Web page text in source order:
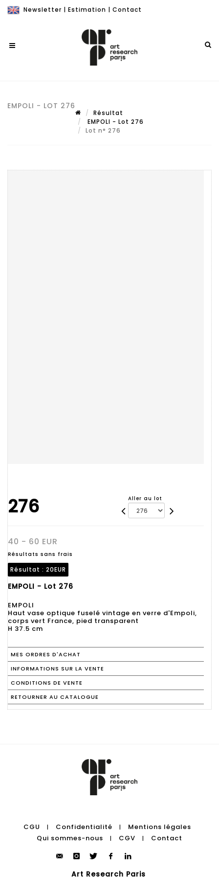
Newsletter | Estimation | Contact
EMPOLI - LOT 276
Résultat
EMPOLI - Lot 276
Lot n° 276
276 Aller au lot
40 - 60 EUR
Résultats sans frais
Résultat : 20EUR
EMPOLI - Lot 276
EMPOLI
Haut vase optique fuselé vintage en verre d'Empoli,
corps vert France, pied transparent
H 37.5 cm
MES ORDRES D'ACHAT
INFORMATIONS SUR LA VENTE
CONDITIONS DE VENTE
RETOURNER AU CATALOGUE
CGU | Confidentialité |
Mentions légales
Qui sommes-nous
| CGV | Contact
Art Research Paris